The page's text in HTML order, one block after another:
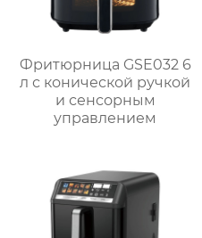
Фритюрница GSE032 6
л с конической ручкой
и сенсорным
управлением